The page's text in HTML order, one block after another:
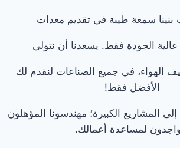
بنينا سمعة طيبة في تقديم معدات
عالية الجودة فقط. يسعدنا أن نتولى
الهواء، في جميع الصناعات لنقدم لك
الأفضل فقط!
المشاريع الكبيرة؛ مهندسونا المؤهلون
لمساعدة أعمالك.